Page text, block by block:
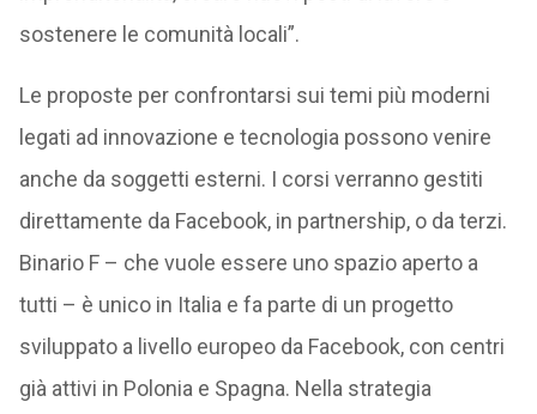
sostenere le comunità locali”.
Le proposte per confrontarsi sui temi più moderni
legati ad innovazione e tecnologia possono venire
anche da soggetti esterni. I corsi verranno gestiti
direttamente da Facebook, in partnership, o da terzi.
Binario F – che vuole essere uno spazio aperto a
tutti – è unico in Italia e fa parte di un progetto
sviluppato a livello europeo da Facebook, con centri
già attivi in Polonia e Spagna. Nella strategia